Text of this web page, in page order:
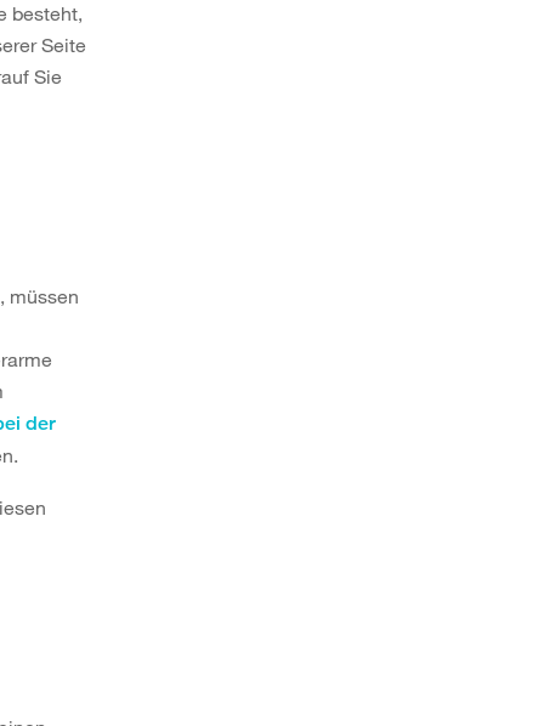
besteht,
Seite
Sie
müssen
der